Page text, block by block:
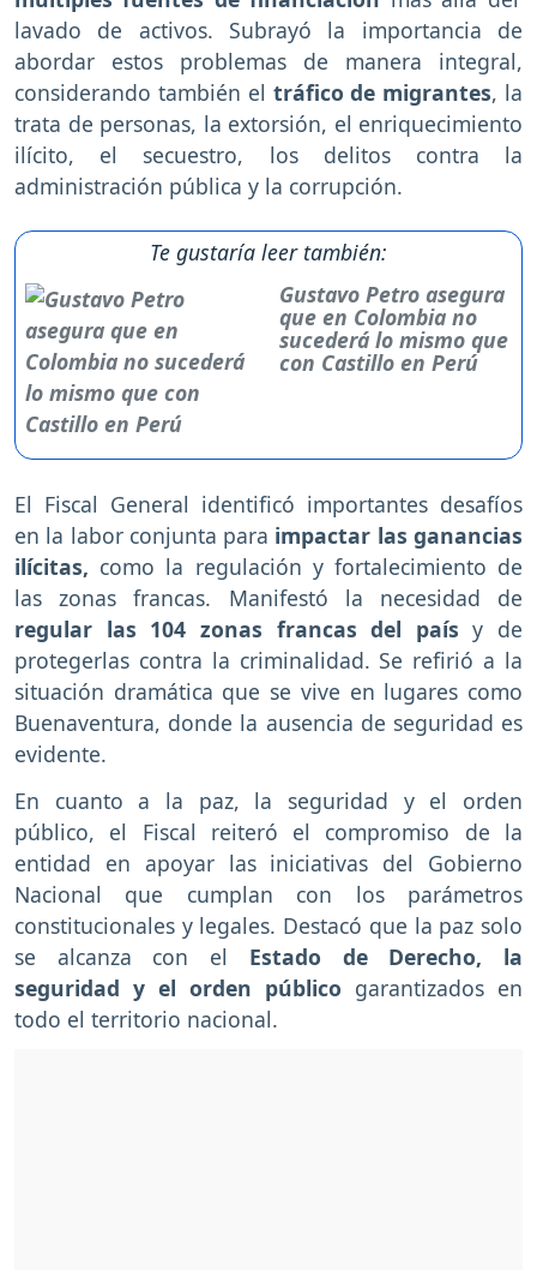
lavado de activos. Subrayó la importancia de
abordar estos problemas de manera integral,
considerando también el tráfico de migrantes, la
trata de personas, la extorsión, el enriquecimiento
ilícito, el secuestro, los delitos contra la
administración pública y la corrupción.
Te gustaría leer también:
Gustavo Petro asegura
que en Colombia no
sucederá lo mismo que
con Castillo en Perú
El Fiscal General identificó importantes desafíos
en la labor conjunta para impactar las ganancias
ilícitas, como la regulación y fortalecimiento de
las zonas francas. Manifestó la necesidad de
regular las 104 zonas francas del paísy de
protegerlas contra la criminalidad. Se refirió a la
situación dramática que se vive en lugares como
Buenaventura, donde la ausencia de seguridad es
evidente.
En cuanto a la paz, la seguridad y el orden
público, el Fiscal reiteró el compromiso de la
entidad en apoyar las iniciativas del Gobierno
Nacional que cumplan con los parámetros
constitucionales y legales. Destacó que la paz solo
se alcanza con el Estado de Derecho, la
seguridad y el orden público garantizados en
todo el territorio nacional.